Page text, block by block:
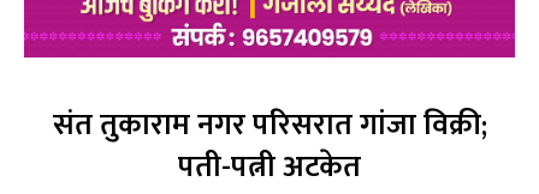
संत तुकाराम नगर परिसरात गांजा विक्री;
पती-पत्नी अटकेत